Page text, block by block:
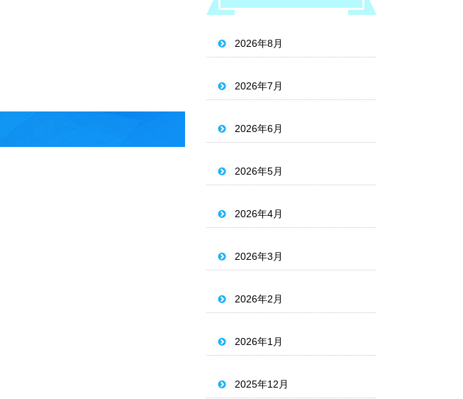
2026年8月
2026年7月
2026年6月
2026年5月
2026年4月
2026年3月
2026年2月
2026年1月
2025年12月